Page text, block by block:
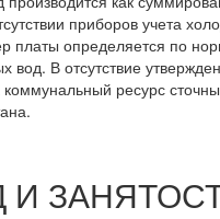
приборов учета
платы определяется по
вод. В отсутствие
ресурс
И